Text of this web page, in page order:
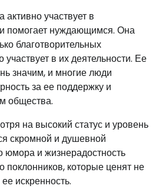
участвует в
и помогает нуждающимся. Она
благотворительных
участвует в их деятельности. Ее
значим, и многие люди
за ее поддержку и
общества.
на высокий статус и уровень
скромной и душевной
юмора и жизнерадостность
поклонников, которые ценят не
искренность.